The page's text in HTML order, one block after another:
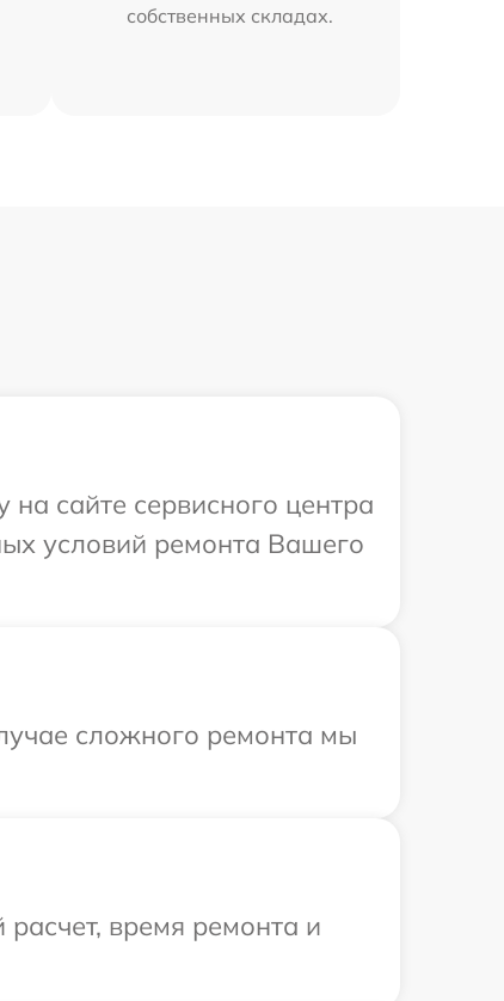
собственных складах.
сайте сервисного центра
условий ремонта Вашего
сложного ремонта мы
время ремонта и